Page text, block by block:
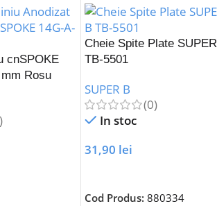
cnSPOKE
Rosu
Cheie Spite Plate
TB-5501
SUPER B
(0)
In stoc
31,90 lei
Cod Produs:880334